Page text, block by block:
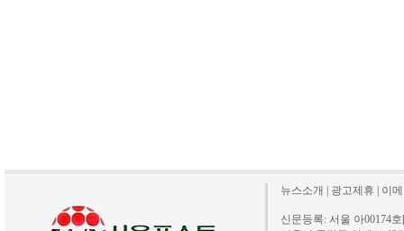
뉴스소개 광고제휴 이
신문등록: 서울 아00174